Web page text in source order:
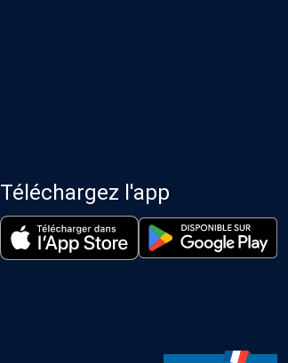
Téléchargez l'app